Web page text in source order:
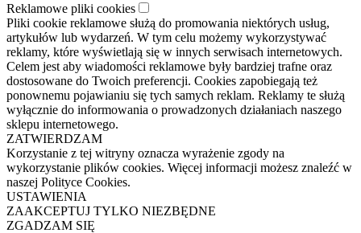
Reklamowe pliki cookies
Pliki cookie reklamowe służą do promowania niektórych usług,
artykułów lub wydarzeń. W tym celu możemy wykorzystywać
reklamy, które wyświetlają się w innych serwisach internetowych.
Celem jest aby wiadomości reklamowe były bardziej trafne oraz
dostosowane do Twoich preferencji. Cookies zapobiegają też
ponownemu pojawianiu się tych samych reklam. Reklamy te służą
wyłącznie do informowania o prowadzonych działaniach naszego
sklepu internetowego.
ZATWIERDZAM
Korzystanie z tej witryny oznacza wyrażenie zgody na
wykorzystanie plików cookies. Więcej informacji możesz znaleźć w
naszej Polityce Cookies.
USTAWIENIA
ZAAKCEPTUJ TYLKO NIEZBĘDNE
ZGADZAM SIĘ